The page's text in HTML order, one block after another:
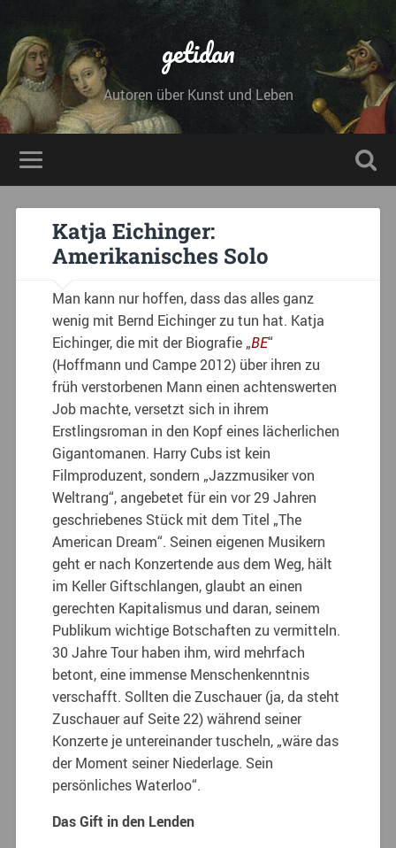
getidan
Autoren über Kunst und Leben
Katja Eichinger:
Amerikanisches Solo
Man kann nur hoffen, dass das alles ganz
wenig mit Bernd Eichinger zu tun hat. Katja
Eichinger, die mit der Biografie „BE“
(Hoffmann und Campe 2012) über ihren zu
früh verstorbenen Mann einen achtenswerten
Job machte, versetzt sich in ihrem
Erstlingsroman in den Kopf eines lächerlichen
Gigantomanen. Harry Cubs ist kein
Filmproduzent, sondern „Jazzmusiker von
Weltrang“, angebetet für ein vor 29 Jahren
geschriebenes Stück mit dem Titel „The
American Dream“. Seinen eigenen Musikern
geht er nach Konzertende aus dem Weg, hält
im Keller Giftschlangen, glaubt an einen
gerechten Kapitalismus und daran, seinem
Publikum wichtige Botschaften zu vermitteln.
30 Jahre Tour haben ihm, wird mehrfach
betont, eine immense Menschenkenntnis
verschafft. Sollten die Zuschauer (ja, da steht
Zuschauer auf Seite 22) während seiner
Konzerte je untereinander tuscheln, „wäre das
der Moment seiner Niederlage. Sein
persönliches Waterloo“.
Das Gift in den Lenden